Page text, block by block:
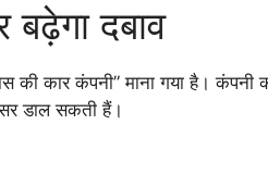
बढ़ेगा दबाव
की कार कंपनी” माना गया है।
डाल सकती हैं।